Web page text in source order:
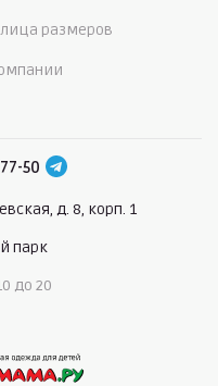
размеров
50
д. 8, корп. 1
парк
до 20